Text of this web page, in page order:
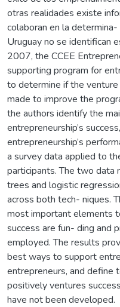
otras realidades existe
colaboran en la
Uruguay no se identifican
2007, the CCEE
supporting program for
to determine if the
made to improve the
the authors identify the
entrepreneurship’s
entrepreneurship’s
a survey data applied to
participants. The two data
trees and logistic
across both tech- niques.
most important elements
success are fun- ding and
employed. The results
best ways to support
entrepreneurs, and define
positively ventures
have not been developed.